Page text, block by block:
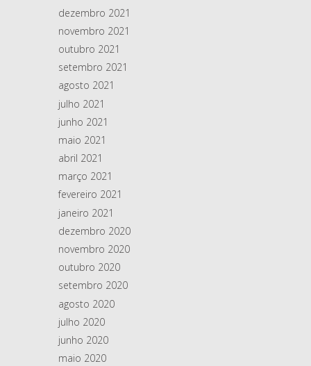
dezembro 2021
novembro 2021
outubro 2021
setembro 2021
agosto 2021
julho 2021
junho 2021
maio 2021
abril 2021
março 2021
fevereiro 2021
janeiro 2021
dezembro 2020
novembro 2020
outubro 2020
setembro 2020
agosto 2020
julho 2020
junho 2020
maio 2020